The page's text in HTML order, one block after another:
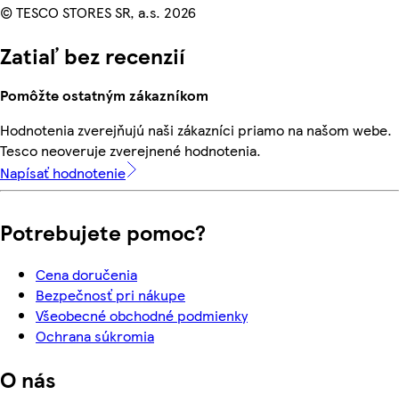
© TESCO STORES SR, a.s. 2026
Zatiaľ bez recenzií
Pomôžte ostatným zákazníkom
Hodnotenia zverejňujú naši zákazníci priamo na našom webe.
Tesco neoveruje zverejnené hodnotenia.
Napísať hodnotenie
Potrebujete pomoc?
Cena doručenia
Bezpečnosť pri nákupe
Všeobecné obchodné podmienky
Ochrana súkromia
O nás